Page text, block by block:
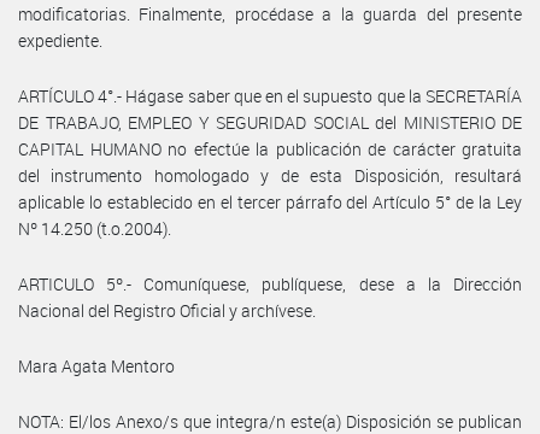
modificatorias. Finalmente, procédase a la guarda del presente
expediente.
ARTÍCULO 4°.- Hágase saber que en el supuesto que la SECRETARÍA
DE TRABAJO, EMPLEO Y SEGURIDAD SOCIAL del MINISTERIO DE
CAPITAL HUMANO no efectúe la publicación de carácter gratuita
del instrumento homologado y de esta Disposición, resultará
aplicable lo establecido en el tercer párrafo del Artículo 5° de la Ley
Nº 14.250 (t.o.2004).
ARTICULO 5º.- Comuníquese, publíquese, dese a la Dirección
Nacional del Registro Oficial y archívese.
Mara Agata Mentoro
NOTA: El/los Anexo/s que integra/n este(a) Disposición se publican